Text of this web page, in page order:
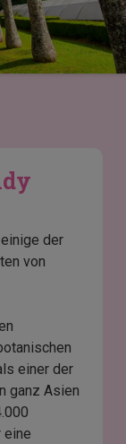
der
von
einer der
ganz Asien
eine